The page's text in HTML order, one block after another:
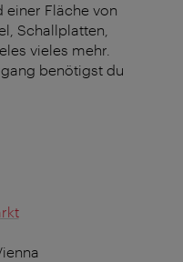
einer Fläche von
Schallplatten,
vieles mehr.
benötigst du